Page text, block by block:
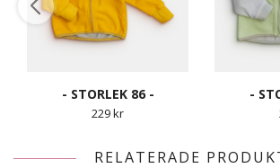
- STORLEK 86 -
229 kr
-
RELATERADE